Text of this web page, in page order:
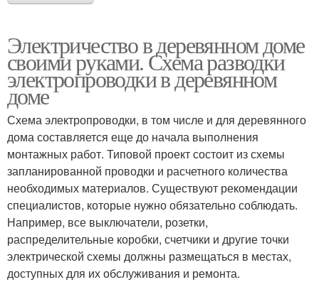
Электричество в деревянном доме
своими руками. Схема разводки
электропроводки в деревянном
доме
Схема электропроводки, в том числе и для деревянного
дома составляется еще до начала выполнения
монтажных работ. Типовой проект состоит из схемы
запланированной проводки и расчетного количества
необходимых материалов. Существуют рекомендации
специалистов, которые нужно обязательно соблюдать.
Например, все выключатели, розетки,
распределительные коробки, счетчики и другие точки
электрической схемы должны размещаться в местах,
доступных для их обслуживания и ремонта.